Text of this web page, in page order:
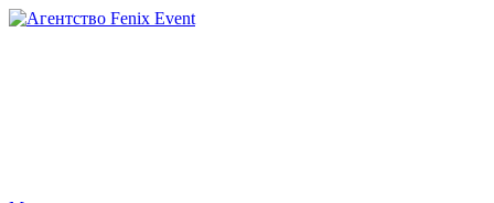
Агентство